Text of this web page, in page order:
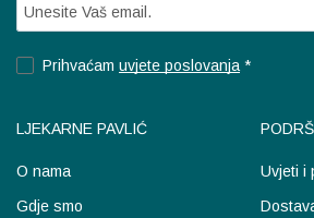
Prihvaćam uvjete poslovanja *
LJEKARNE PAVLIĆ
O nama
Gdje smo
Uvjeti i